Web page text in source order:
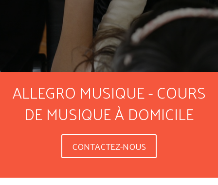
ALLEGRO MUSIQUE - COURS
DE MUSIQUE À DOMICILE
CONTACTEZ-NOUS